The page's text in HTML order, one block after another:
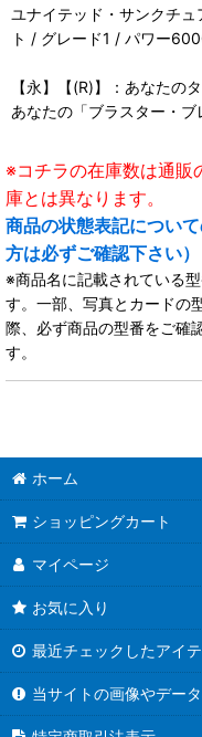
ユナイテッド・サンクチ
ト / グレード1 / パワー
【永】【(R)】：あなたの
あなたの「ブラスター・
※コチラの在庫数は通販
庫とは異なります。
商品の状態表記につい
方は必ずご確認下さい）
※商品名に記載されている
す。一部、写真とカードの
際、必ず商品の型番をご確
す。
ホーム
ショッピングカート
マイページ
お気に入り
最近チェックしたアイ
当サイトの画像やデー